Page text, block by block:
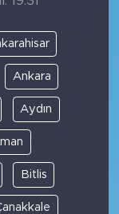
Ankara
Aydın
Bitlis